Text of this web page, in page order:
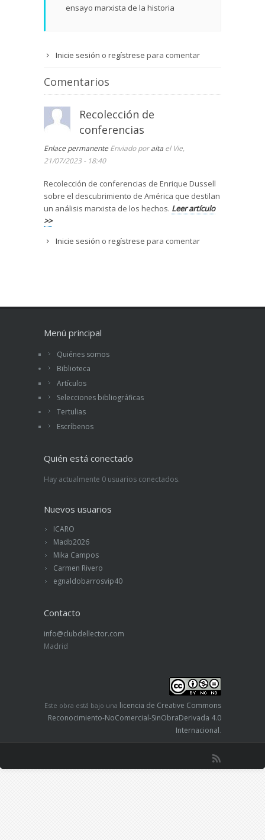
ensayo marxista de la historia
Inicie sesión o regístrese para comentar
Comentarios
Recolección de
conferencias
Enlace permanente Enviado poraita el Vie,
21/07/2023 - 18:40
Recolección de conferencias de Enrique Dussell
sobre el descubrimiento de América que destilan
un análisis marxista de los hechos. Leer artículo
>>
Inicie sesión o regístrese para comentar
Menú principal
Quiénes somos
Biblioteca
Artículos
Selecciones bibliográficas
Tertulias
Escríbenos
Quién está conectado
Hay actualmente 0 usuarios conectados.
Nuevos usuarios
ICARO
Madb2026
Mika Campos
Carmen Rivero
egnaldobarrosvip40
Contacto
info@clubdellector.com
Madrid
Este obra está bajo una licencia de Creative Commons
Reconocimiento-NoComercial-SinObraDerivada 4.0
Internacional